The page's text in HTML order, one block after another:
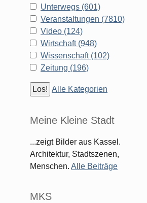
Unterwegs (601)
Veranstaltungen (7810)
Video (124)
Wirtschaft (948)
Wissenschaft (102)
Zeitung (196)
Alle Kategorien
Meine Kleine Stadt
...zeigt Bilder aus Kassel.
Architektur, Stadtszenen,
Menschen. Alle Beiträge
MKS